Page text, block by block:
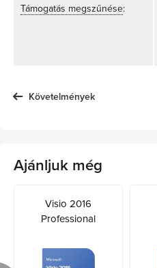
Támogatás megszűnése:
Követelmények
Ajánljuk még
Visio 2016
Professional